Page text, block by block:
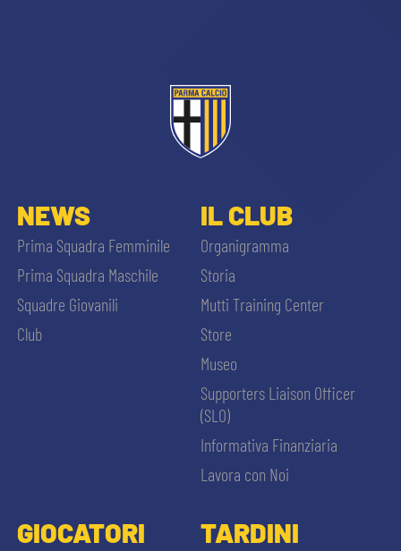
NEWS
Prima Squadra Femminile
Prima Squadra Maschile
Squadre Giovanili
Club
IL CLUB
Organigramma
Storia
Mutti Training Center
Store
Museo
Supporters Liaison Officer
(SLO)
Informativa Finanziaria
Lavora con Noi
GIOCATORI TARDINI